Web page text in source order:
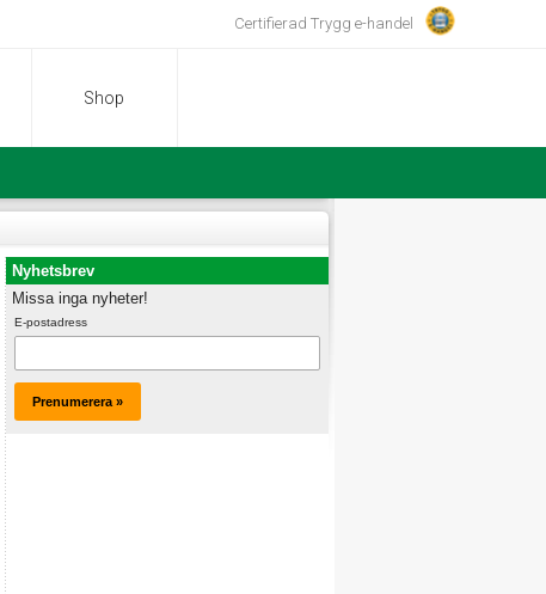
Certifierad Trygg e-handel
Shop
Nyhetsbrev
Missa inga nyheter!
E-postadress